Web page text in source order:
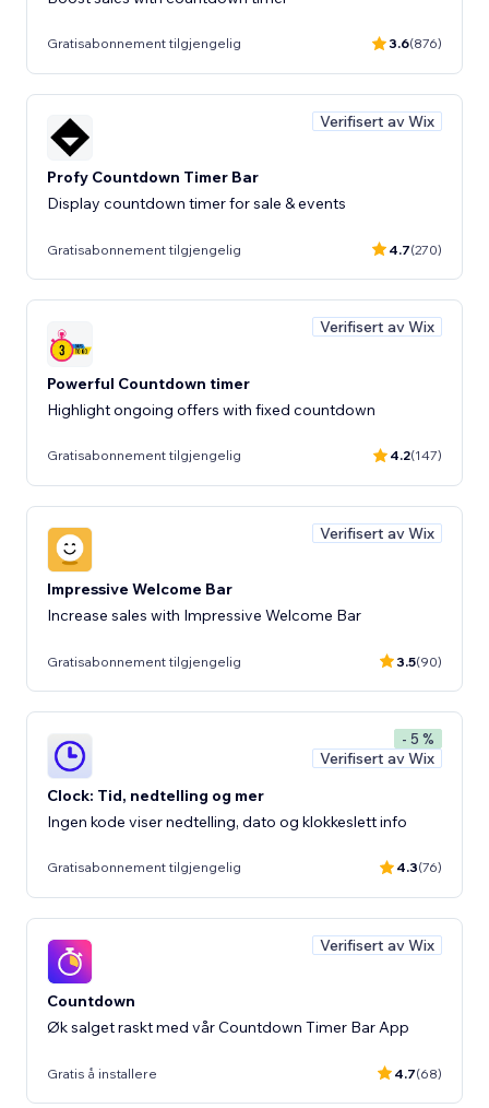
Gratisabonnement tilgjengelig 3.6(876)
Verifisert av Wix
Profy Countdown Timer Bar
Display countdown timer for sale & events
Gratisabonnement tilgjengelig 4.7(270)
Verifisert av Wix
Powerful Countdown timer
Highlight ongoing offers with fixed countdown
Gratisabonnement tilgjengelig 4.2(147)
Verifisert av Wix
Impressive Welcome Bar
Increase sales with Impressive Welcome Bar
Gratisabonnement tilgjengelig 3.5(90)
- 5 %
Verifisert av Wix
Clock: Tid, nedtelling og mer
Ingen kode viser nedtelling, dato og klokkeslett info
Gratisabonnement tilgjengelig 4.3(76)
Verifisert av Wix
Countdown
Øk salget raskt med vår Countdown Timer Bar App
Gratis å installere 4.7(68)